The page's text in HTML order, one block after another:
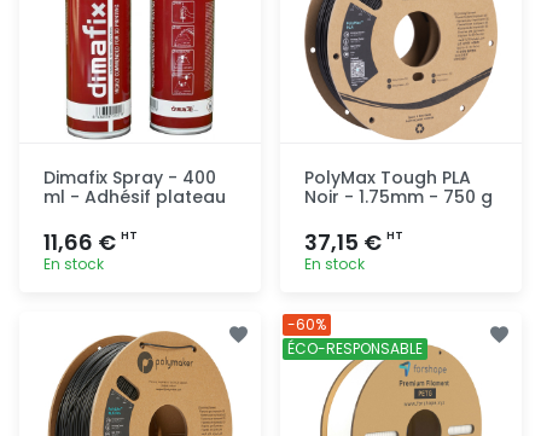
Dimafix Spray - 400
ml - Adhésif plateau
11,66 € HT
En stock
rapide
PolyMax Tough PLA
Noir - 1.75mm - 750 g
37,15 € HT
En stock
rapide
-60%
ÉCO-RESPONSABLE